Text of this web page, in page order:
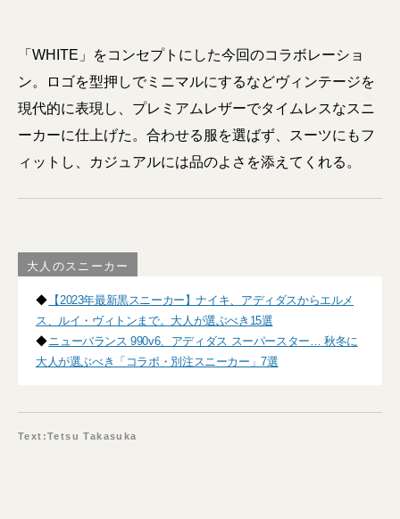
「WHITE」をコンセプトにした今回のコラボレーショ
ン。ロゴを型押しでミニマルにするなどヴィンテージを
現代的に表現し、プレミアムレザーでタイムレスなスニ
ーカーに仕上げた。合わせる服を選ばず、スーツにもフ
ィットし、カジュアルには品のよさを添えてくれる。
大人のスニーカー
◆ 【2023年最新黒スニーカー】ナイキ、アディダスからエルメ
ス、ルイ・ヴィトンまで。大人が選ぶべき15選
◆ ニューバランス 990v6、アディダス スーパースター… 秋冬に
大人が選ぶべき「コラボ・別注スニーカー」7選
Text:Tetsu Takasuka